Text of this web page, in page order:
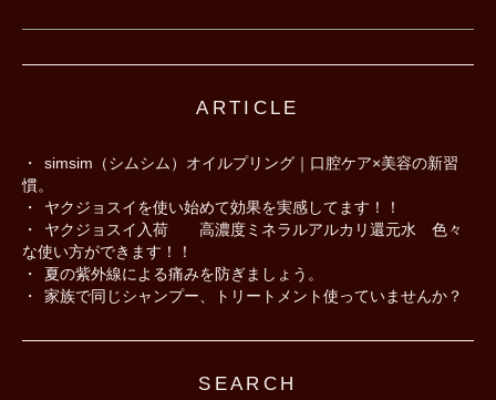
ARTICLE
simsim（シムシム）オイルプリング｜口腔ケア×美容の新習
慣。
ヤクジョスイを使い始めて効果を実感してます！！
ヤクジョスイ入荷 高濃度ミネラルアルカリ還元水 色々
な使い方ができます！！
夏の紫外線による痛みを防ぎましょう。
家族で同じシャンプー、トリートメント使っていませんか？
SEARCH